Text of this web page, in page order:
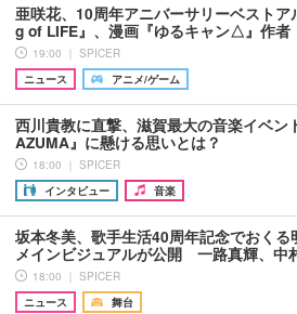
亜咲花、10周年アニバーサリーベストア
g of LIFE』、漫画『ゆるキャン△』作
19:00 ｜ SPICER
ニュース
アニメ/ゲーム
西川貴教に直撃、滋賀最大の音楽イベン
AZUMA』に懸ける思いとは？
18:00 ｜ SPICER
インタビュー
音楽
坂本冬美、歌手生活40周年記念でおくる
メインビジュアルが公開 一路真輝、中
18:00 ｜ SPICER
ニュース
舞台